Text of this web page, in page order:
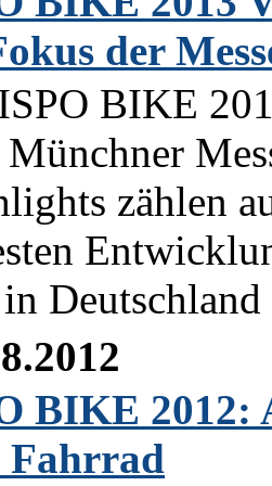
der
BIKE
Münchner
zählen
BIKE
Fahrrad